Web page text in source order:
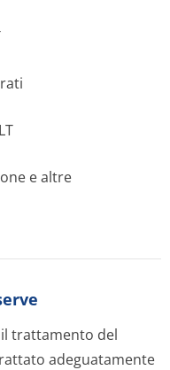
e altre
il trattamento del
adeguatamente